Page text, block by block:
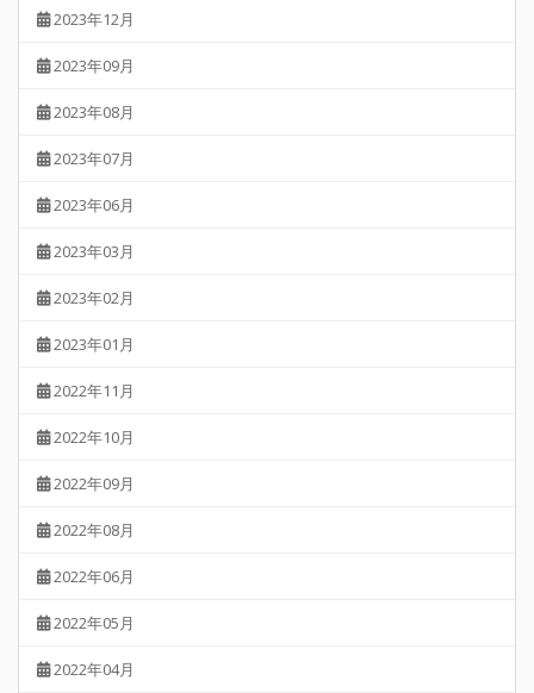
2023年12月
2023年09月
2023年08月
2023年07月
2023年06月
2023年03月
2023年02月
2023年01月
2022年11月
2022年10月
2022年09月
2022年08月
2022年06月
2022年05月
2022年04月